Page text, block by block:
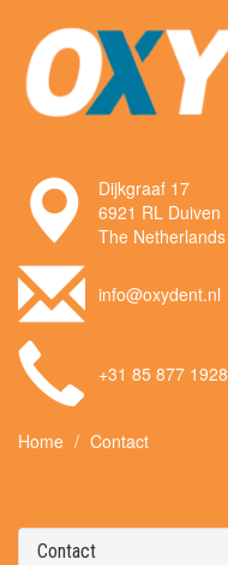
Dijkgraaf 17
6921 RL Duiven
The Netherlands
info@oxydent.nl
+31 85 877 1928
Home Contact
Contact